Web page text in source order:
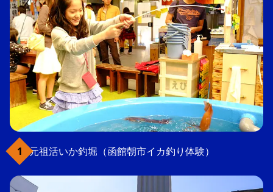
元祖活いか釣堀（函館朝市イカ釣り体験）